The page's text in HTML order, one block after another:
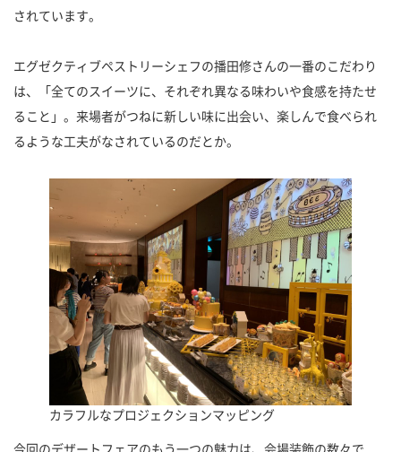
されています。
エグゼクティブペストリーシェフの播田修さんの一番のこだわり
は、「全てのスイーツに、それぞれ異なる味わいや食感を持たせ
ること」。来場者がつねに新しい味に出会い、楽しんで食べられ
るような工夫がなされているのだとか。
カラフルなプロジェクションマッピング